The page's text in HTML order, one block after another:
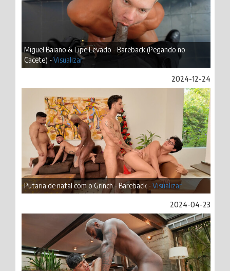
Miguel Baiano & Lipe Levado - Bareback (Pegando no
Cacete) -Visualizar
2024-12-24
Putaria de natal com o Grinch - Bareback -Visualizar
2024-04-23